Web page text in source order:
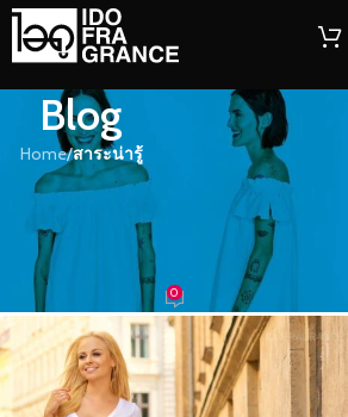
Blog
Home/สาระน่ารู้
สาระน่ารู้
ข้างติดใจ…กับเคล็ดลับ
ดน้ำหอมให้ถูกจุด
น้ำหอม On 10/07/2019 0